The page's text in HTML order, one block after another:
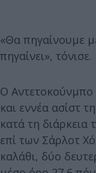
«Θα πηγαίνουμε
πηγαίνει», τόνισε.
Ο Αντετοκούνμπο
και εννέα ασίστ
κατά τη διάρκεια
επί των Σάρλοτ
καλάθι, δύο